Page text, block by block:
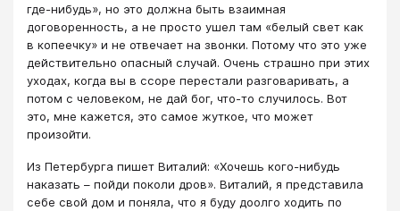
где-нибудь», но это должна быть взаимная
договоренность, а не просто ушел там «белый свет как
в копеечку» и не отвечает на звонки. Потому что это уже
действительно опасный случай. Очень страшно при этих
уходах, когда вы в ссоре перестали разговаривать, а
потом с человеком, не дай бог, что-то случилось. Вот
это, мне кажется, это самое жуткое, что может
произойти.
Из Петербурга пишет Виталий: «Хочешь кого-нибудь
наказать – пойди поколи дров». Виталий, я представила
себе свой дом и поняла, что я буду доолго ходить по